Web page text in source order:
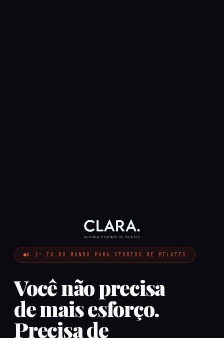
A 1ª IA DO MUNDO PARA STUDIOS DE PILATES
Você não precisa
de mais esforço.
Precisa de